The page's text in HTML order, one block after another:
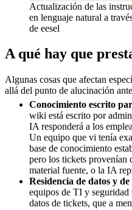
Actualización de las
en lenguaje natural a
de eesel
A qué hay que
Algunas cosas que afectan
allá del punto de alucinación
Conocimiento escrito
wiki está escrito por
IA responderá a los
Un equipo que vi tenía
base de conocimiento
pero los tickets provenían
material fuente, o la IA
Residencia de datos y
equipos de TI y seguridad
datos de tickets, que a